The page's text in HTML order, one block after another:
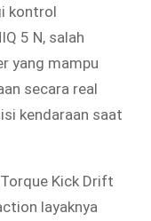
kontrol
5 N, salah
yang mampu
secara real
kendaraan saat
Kick Drift
layaknya